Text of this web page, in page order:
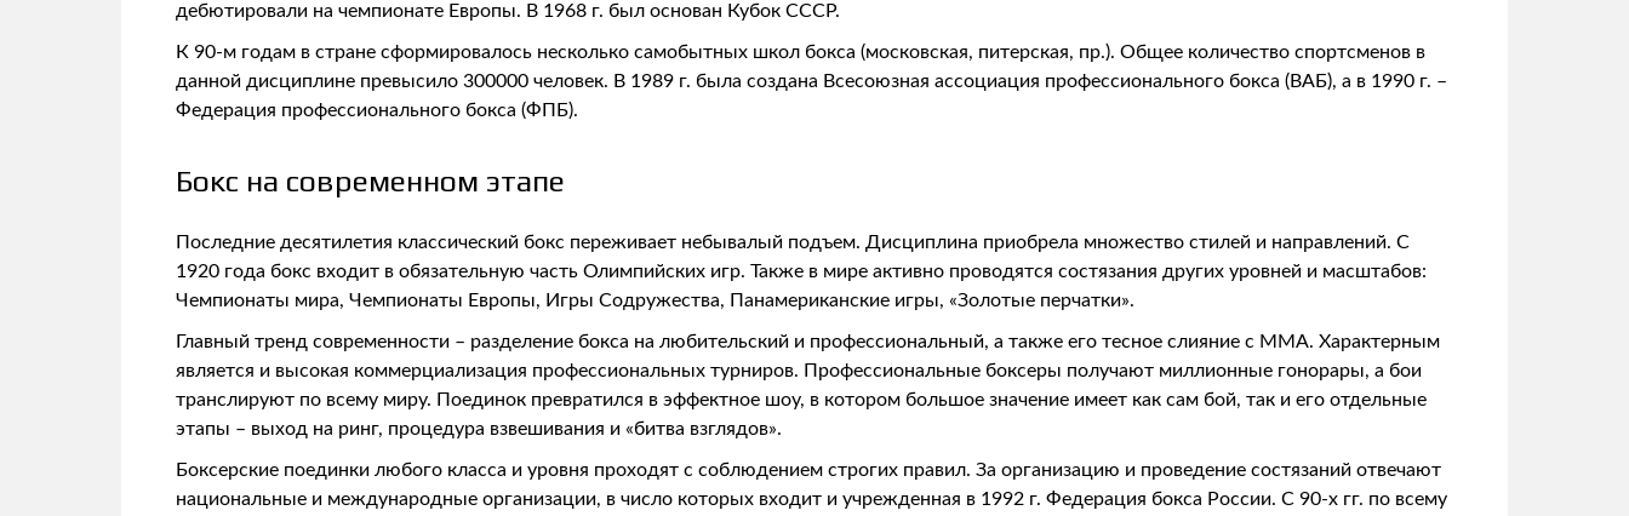
дебютировали на чемпионате Европы. В 1968 г. был основан Кубок СССР.
К 90-м годам в стране сформировалось несколько самобытных школ бокса (московская, питерская, пр.). Общее количество спортсменов в
данной дисциплине превысило 300000 человек. В 1989 г. была создана Всесоюзная ассоциация профессионального бокса (ВАБ), а в 1990 г. –
Федерация профессионального бокса (ФПБ).
Бокс на современном этапе
Последние десятилетия классический бокс переживает небывалый подъем. Дисциплина приобрела множество стилей и направлений. С
1920 года бокс входит в обязательную часть Олимпийских игр. Также в мире активно проводятся состязания других уровней и масштабов:
Чемпионаты мира, Чемпионаты Европы, Игры Содружества, Панамериканские игры, «Золотые перчатки».
Главный тренд современности – разделение бокса на любительский и профессиональный, а также его тесное слияние с ММА. Характерным
является и высокая коммерциализация профессиональных турниров. Профессиональные боксеры получают миллионные гонорары, а бои
транслируют по всему миру. Поединок превратился в эффектное шоу, в котором большое значение имеет как сам бой, так и его отдельные
этапы – выход на ринг, процедура взвешивания и «битва взглядов».
Боксерские поединки любого класса и уровня проходят с соблюдением строгих правил. За организацию и проведение состязаний отвечают
национальные и международные организации, в число которых входит и учрежденная в 1992 г. Федерация бокса России. С 90-х гг. по всему